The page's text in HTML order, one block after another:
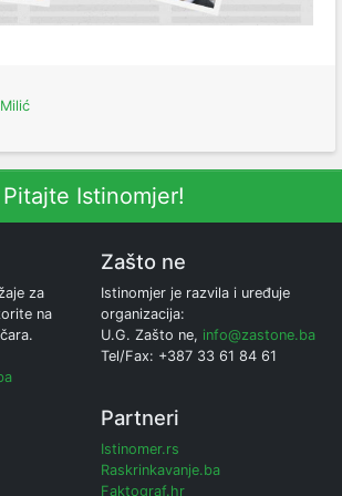
Pitajte Istinomjer!
za
na
Zašto ne
Istinomjer je razvila i uređuje
organizacija:
U.G. Zašto ne, info@zastone.ba
Tel/Fax: +387 33 61 84 61
Partneri
Istinomer.rs
Raskrinkavanje.ba
Faktograf.hr